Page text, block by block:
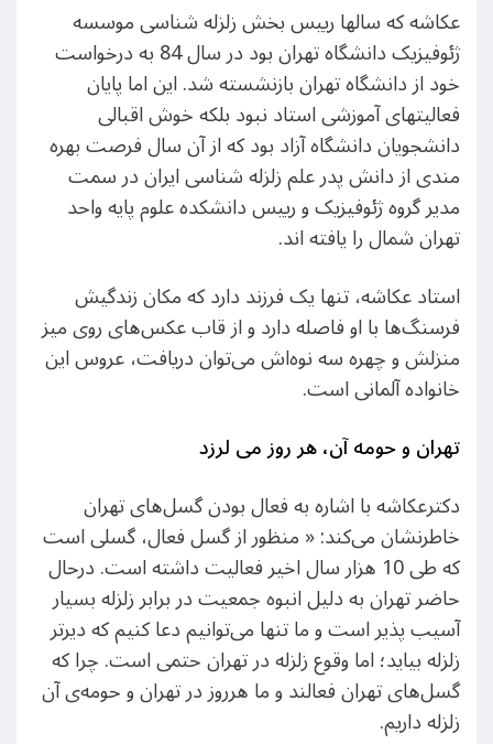
عکاشه که سالها رییس بخش زلزله شناسی موسسه
ژئوفیزیک دانشگاه تهران بود در سال 84 به درخواست
خود از دانشگاه تهران بازنشسته شد. این اما پایان
فعالیتهای آموزشی استاد نبود بلکه خوش اقبالی
دانشجویان دانشگاه آزاد بود که از آن سال فرصت بهره
مندی از دانش پدر علم زلزله شناسی ایران در سمت
مدیر گروه ژئوفیزیک و رییس دانشکده علوم پایه واحد
تهران شمال را یافته اند.
استاد عکاشه، تنها یک فرزند دارد که مکان زندگیش
فرسنگ‌ها با او فاصله دارد و از قاب‌ عکس‌های روی میز
منزلش و چهره سه‌ نوه‌اش می‌توان دریافت، عروس این
خانواده آلمانی است.
تهران و حومه آن، هر روز می لرزد
دکترعکاشه با اشاره به فعال بودن گسل‌های تهران
خاطرنشان می‌کند: « منظور از گسل فعال، گسلی است
که طی 10 هزار سال اخیر فعالیت داشته است. درحال
حاضر تهران به دلیل انبوه جمعیت در برابر زلزله بسیار
آسیب پذیر است و ما تنها می‌توانیم دعا کنیم که دیرتر
زلزله بیاید؛ اما وقوع زلزله در تهران حتمی است. چرا که
گسل‌های تهران فعالند و ما هرروز در تهران و حومه‌ی آن
زلزله داریم.